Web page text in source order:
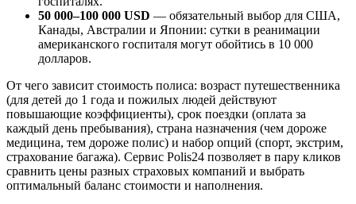
50 000–100 000 USD — обязательный выбор для США,
Канады, Австралии и Японии: сутки в реанимации
американского госпиталя могут обойтись в 10 000
долларов.
От чего зависит стоимость полиса: возраст путешественника
(для детей до 1 года и пожилых людей действуют
повышающие коэффициенты), срок поездки (оплата за
каждый день пребывания), страна назначения (чем дороже
медицина, тем дороже полис) и набор опций (спорт, экстрим,
страхование багажа). Сервис Polis24 позволяет в пару кликов
сравнить цены разных страховых компаний и выбрать
оптимальный баланс стоимости и наполнения.